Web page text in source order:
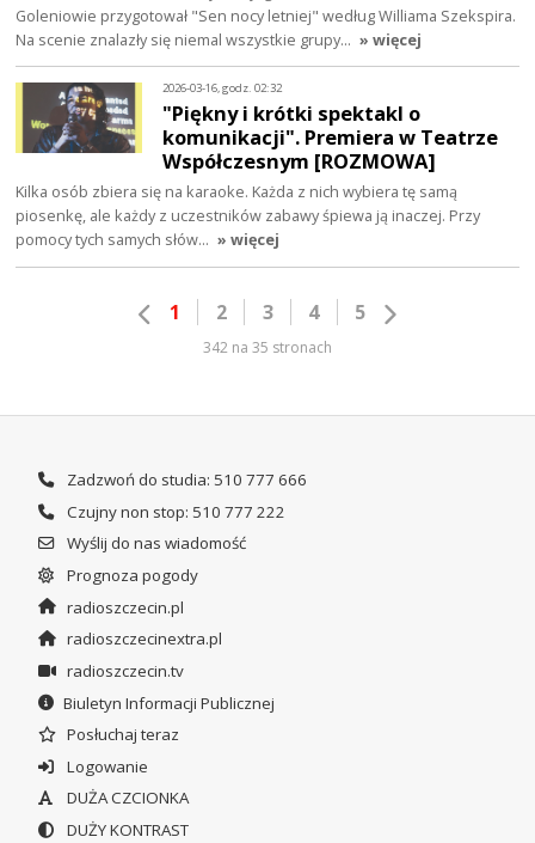
Goleniowie przygotował "Sen nocy letniej" według Williama Szekspira.
Na scenie znalazły się niemal wszystkie grupy… » więcej
2026-03-16, godz. 02:32
"Piękny i krótki spektakl o
komunikacji". Premiera w Teatrze
Współczesnym [ROZMOWA]
Kilka osób zbiera się na karaoke. Każda z nich wybiera tę samą
piosenkę, ale każdy z uczestników zabawy śpiewa ją inaczej. Przy
pomocy tych samych słów… » więcej
1 2 3 4 5
342 na 35 stronach
Zadzwoń do studia: 510 777 666
Czujny non stop: 510 777 222
Wyślij do nas wiadomość
Prognoza pogody
radioszczecin.pl
radioszczecinextra.pl
radioszczecin.tv
Biuletyn Informacji Publicznej
Posłuchaj teraz
Logowanie
DUŻA CZCIONKA
DUŻY KONTRAST